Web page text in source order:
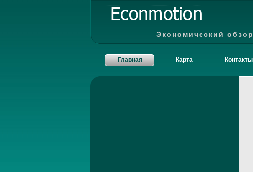
Экономический обзор
Главная Карта Контакты